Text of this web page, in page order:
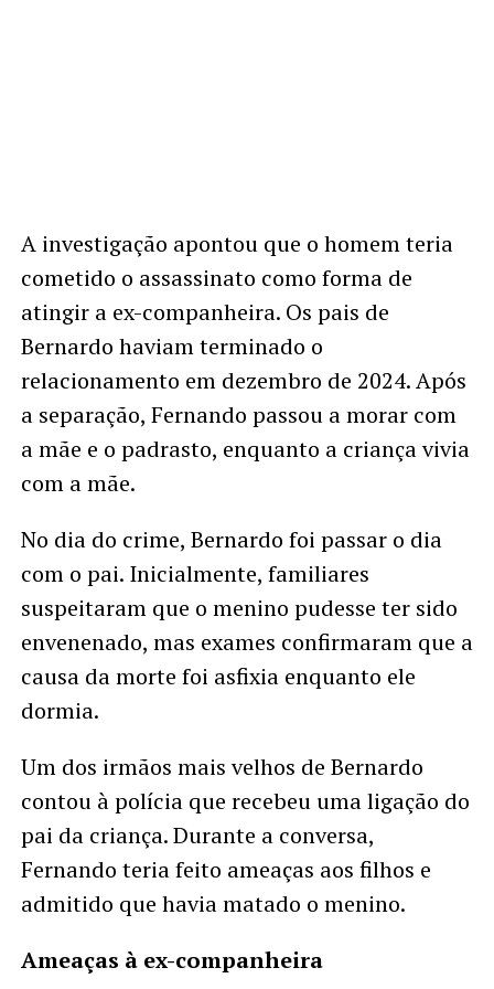
A investigação apontou que o homem teria
cometido o assassinato como forma de
atingir a ex-companheira. Os pais de
Bernardo haviam terminado o
relacionamento em dezembro de 2024. Após
a separação, Fernando passou a morar com
a mãe e o padrasto, enquanto a criança vivia
com a mãe.
No dia do crime, Bernardo foi passar o dia
com o pai. Inicialmente, familiares
suspeitaram que o menino pudesse ter sido
envenenado, mas exames confirmaram que a
causa da morte foi asfixia enquanto ele
dormia.
Um dos irmãos mais velhos de Bernardo
contou à polícia que recebeu uma ligação do
pai da criança. Durante a conversa,
Fernando teria feito ameaças aos filhos e
admitido que havia matado o menino.
Ameaças à ex-companheira